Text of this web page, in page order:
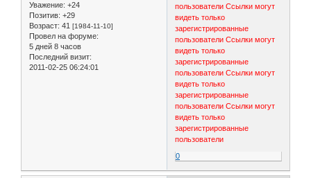
Уважение: +24
Позитив: +29
Возраст: 41 [1984-11-10]
Провел на форуме:
5 дней 8 часов
Последний визит:
2011-02-25 06:24:01
пользователи Ссылки могут
видеть только
зарегистрированные
пользователи Ссылки могут
видеть только
зарегистрированные
пользователи Ссылки могут
видеть только
зарегистрированные
пользователи Ссылки могут
видеть только
зарегистрированные
пользователи
0